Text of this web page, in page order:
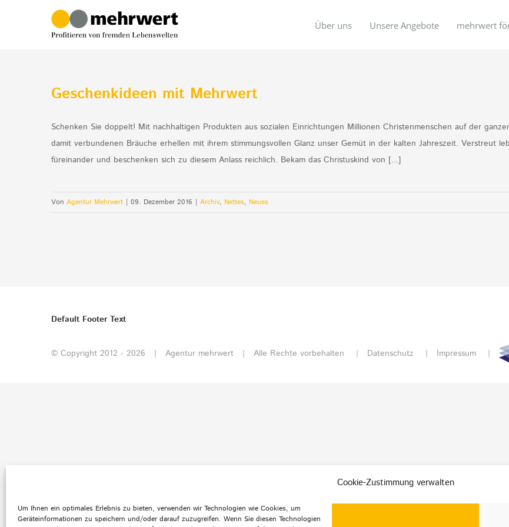
Cookie-Zustimmung verwalten
Um Ihnen ein optimales Erlebnis zu bieten, verwenden wir Technologien wie Cookies, um
Geräteinformationen zu speichern und/oder darauf zuzugreifen. Wenn Sie diesen Technologien
Über uns Unsere Angebote mehrwert
Geschenkideen mit Mehrwert
Schenken Sie doppelt! Mit nachhaltigen Produkten aus sozialen Einrichtungen Millionen Christenmenschen auf der
damit verbundenen Bräuche erhellen mit ihrem stimmungsvollen Glanz unser Gemüt in der kalten Jahreszeit. Verstreut
füreinander und beschenken sich zu diesem Anlass reichlich. Bekam das Christuskind von [...]
Von Agentur Mehrwert | 09. Dezember 2016 | Archiv, Nettes, Neues
Default Footer Text
© Copyright 2012 - 2026 | Agentur mehrwert | Alle Rechte vorbehalten | Datenschutz | Impressum |